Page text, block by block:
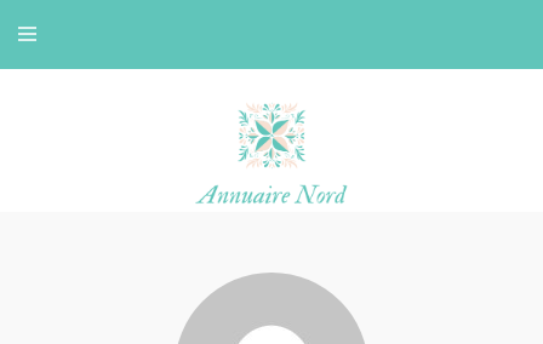
Le blog d'une ch'ti du nord